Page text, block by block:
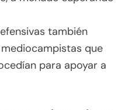
también
que
para apoyar a